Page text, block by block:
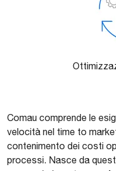
Comau comprende le
velocità nel time to
contenimento dei costi
processi. Nasce da